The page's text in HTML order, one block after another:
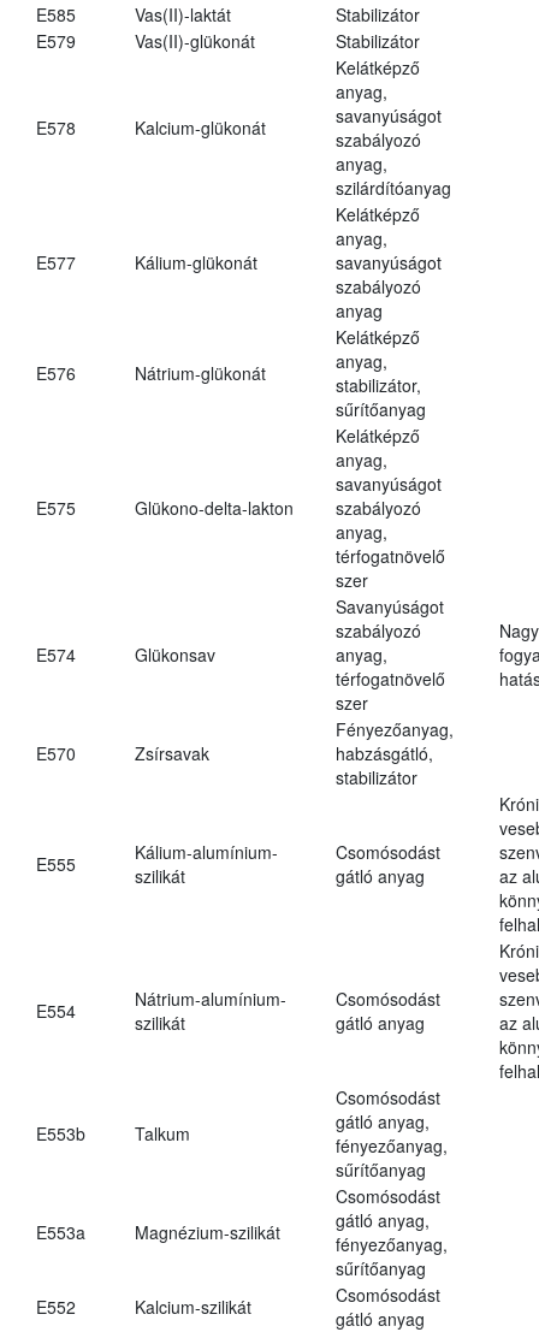
E585 Vas(II)-laktát
Stabilizátor
E579
Vas(II)-glükonát Stabilizátor
E578 Kalcium-glükonát
Kelátképző
anyag,
savanyúságot
szabályozó
anyag,
szilárdítóanyag
E577 Kálium-glükonát
Kelátképző
anyag,
savanyúságot
szabályozó
anyag
E576 Nátrium-glükonát
Kelátképző
anyag,
stabilizátor,
sűrítőanyag
E575 Glükono-delta-lakton
Kelátképző
anyag,
savanyúságot
szabályozó
anyag,
térfogatnövelő
szer
E574 Glükonsav
Savanyúságot
szabályozó
anyag,
térfogatnövelő
szer
E570 Zsírsavak
Fényezőanyag,
habzásgátló,
stabilizátor
E555
Kálium-alumínium-
szilikát
Csomósodást
gátló anyag
az
E554
Nátrium-alumínium-
szilikát
Csomósodást
gátló anyag
az
E553b Talkum
Csomósodást
gátló anyag,
fényezőanyag,
sűrítőanyag
E553a Magnézium-szilikát
Csomósodást
gátló anyag,
fényezőanyag,
sűrítőanyag
E552
Kalcium-szilikát
Csomósodást
gátló anyag